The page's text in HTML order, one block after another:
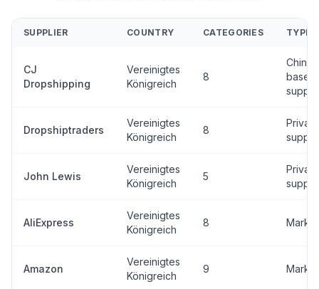
SUPPLIER COUNTRY CATEGORIES TYPE
CJ
Dropshipping
Vereinigtes
Königreich
8
China-
based
Dropshiptraders
Vereinigtes
Königreich
8
Private
John Lewis
Vereinigtes
Königreich
5
Private
AliExpress
Vereinigtes
Königreich
8
Amazon
Vereinigtes
Königreich
9